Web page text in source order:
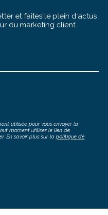
et faites le plein d‘actus
du marketing client.
utilisée pour vous envoyer la
moment utiliser le lien de
En savoir plus sur la politique de